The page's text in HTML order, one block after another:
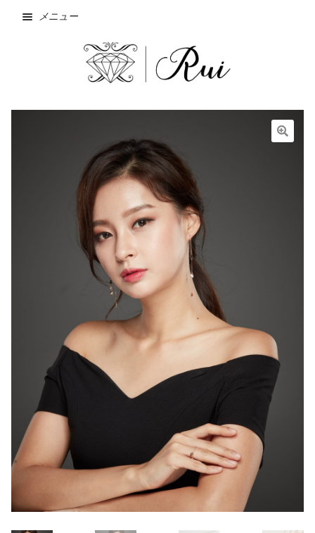
メニュー
お支払方法・発送方法
プライバシーポリシー
マイアカウント
会社概要
支払い
特定商取引法